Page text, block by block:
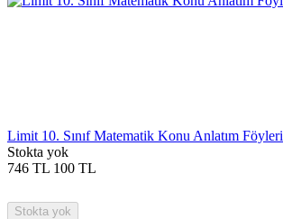
Limit 10. Sınıf Matematik Konu Anlatım Föyleri
Stokta yok
746 TL 100 TL
Stokta yok